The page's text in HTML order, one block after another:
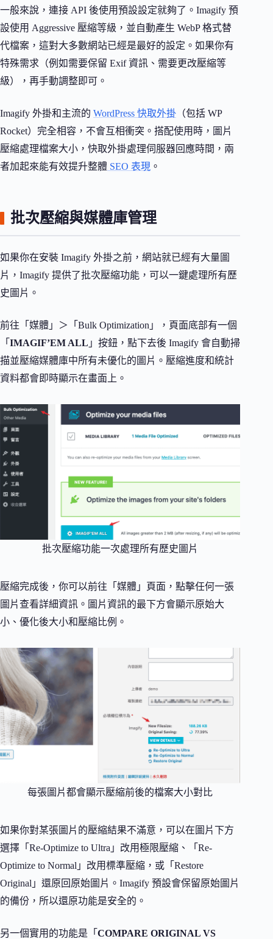
一般來說，連接 API 後使用預設設定就夠了。Imagify 預
設使用 Aggressive 壓縮等級，並自動產生 WebP 格式替
代檔案，這對大多數網站已經是最好的設定。如果你有
特殊需求（例如需要保留 Exif 資訊、需要更改壓縮等
級），再手動調整即可。
Imagify 外掛和主流的 WordPress 快取外掛 （包括 WP
Rocket）完全相容，不會互相衝突。搭配使用時，圖片
壓縮處理檔案大小，快取外掛處理伺服器回應時間，兩
者加起來能有效提升整體 SEO 表現 。
批次壓縮與媒體庫管理
如果你在安裝 Imagify 外掛之前，網站就已經有大量圖
片，Imagify 提供了批次壓縮功能，可以一鍵處理所有歷
史圖片。
前往「媒體」＞「Bulk Optimization」，頁面底部有一個
「 IMAGIF’EM ALL 」按鈕，點下去後 Imagify 會自動掃
描並壓縮媒體庫中所有未優化的圖片。壓縮進度和統計
資料都會即時顯示在畫面上。
批次壓縮功能一次處理所有歷史圖片
壓縮完成後，你可以前往「媒體」頁面，點擊任何一張
圖片查看詳細資訊。圖片資訊的最下方會顯示原始大
小、優化後大小和壓縮比例。
每張圖片都會顯示壓縮前後的檔案大小對比
如果你對某張圖片的壓縮結果不滿意，可以在圖片下方
選擇「Re-Optimize to Ultra」改用極限壓縮、「Re-
Optimize to Normal」改用標準壓縮，或「Restore
Original」還原回原始圖片。Imagify 預設會保留原始圖片
的備份，所以還原功能是安全的。
另一個實用的功能是「 COMPARE ORIGINAL VS